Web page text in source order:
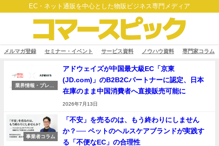
EC・ネット通販を中心とした物販ビジネス専門メディア
メルマガ登録 セミナー・イベント サービス資料 ノウハウ資料 専門家コラム
業界情報・プレス
アドウェイズが中国最大級EC「京東
(JD.com)」のB2B2Cパートナーに認定、日本
在庫のまま中国消費者へ直接販売可能に
2026年7月13日
事業者コラム
「不安」を売るのは、もう終わりにしません
か？── ペットのヘルスケアブランドが実践す
る「不便なEC」の合理性